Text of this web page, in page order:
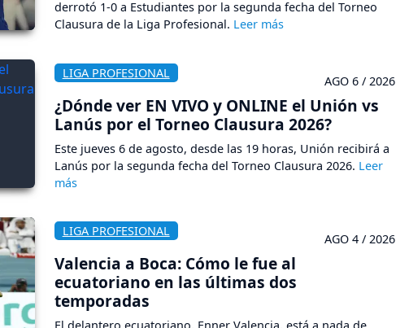
derrotó 1-0 a Estudiantes por la segunda fecha del Torneo
Clausura de la Liga Profesional.
LIGA PROFESIONAL
AGO 6 / 2026
¿Dónde ver EN VIVO y ONLINE el Unión vs
Lanús por el Torneo Clausura 2026?
Este jueves 6 de agosto, desde las 19 horas, Unión recibirá a
Lanús por la segunda fecha del Torneo Clausura 2026.
LIGA PROFESIONAL
AGO 4 / 2026
Valencia a Boca: Cómo le fue al
ecuatoriano en las últimas dos
temporadas